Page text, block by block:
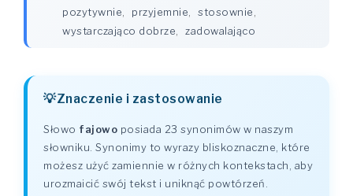
pozytywnie
przyjemnie stosownie
wystarczająco dobrze
zadowalająco
Znaczenie i zastosowanie
Słowo fajowo posiada 23 synonimów w naszym
słowniku. Synonimy to wyrazy bliskoznaczne, które
możesz użyć zamiennie w różnych kontekstach, aby
urozmaicić swój tekst i uniknąć powtórzeń.